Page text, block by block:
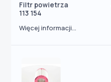
Filtr powietrza
113 154
Więcej informacji...